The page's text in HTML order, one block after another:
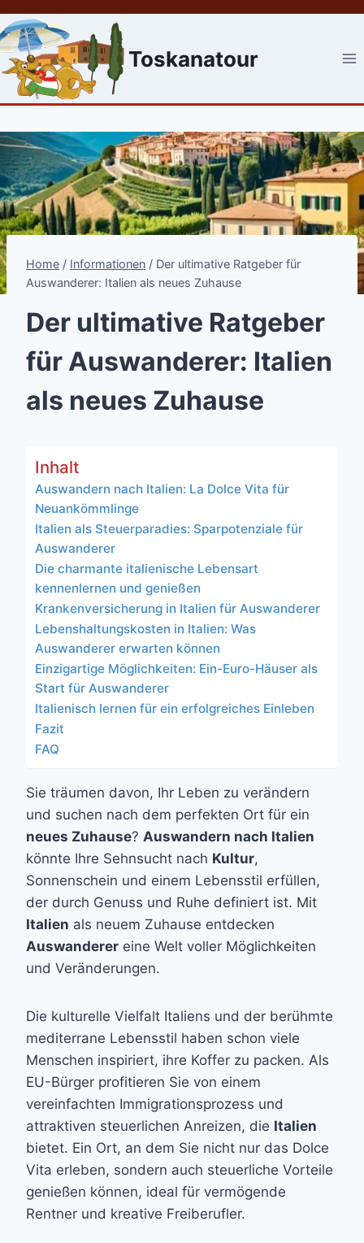
Skip
to
content
Toskanatour
Home / Informationen / Der ultimative Ratgeber für
Auswanderer: Italien als neues Zuhause
Der ultimative Ratgeber
für Auswanderer: Italien
als neues Zuhause
Inhalt
Auswandern nach Italien: La Dolce Vita für
Neuankömmlinge
Italien als Steuerparadies: Sparpotenziale für
Auswanderer
Die charmante italienische Lebensart
kennenlernen und genießen
Krankenversicherung in Italien für Auswanderer
Lebenshaltungskosten in Italien: Was
Auswanderer erwarten können
Einzigartige Möglichkeiten: Ein-Euro-Häuser als
Start für Auswanderer
Italienisch lernen für ein erfolgreiches Einleben
Fazit
FAQ
Sie träumen davon, Ihr Leben zu verändern
und suchen nach dem perfekten Ort für ein
neues Zuhause? Auswandern nach Italien
könnte Ihre Sehnsucht nach Kultur,
Sonnenschein und einem Lebensstil erfüllen,
der durch Genuss und Ruhe definiert ist. Mit
Italien als neuem Zuhause entdecken
Auswanderer eine Welt voller Möglichkeiten
und Veränderungen.
Die kulturelle Vielfalt Italiens und der berühmte
mediterrane Lebensstil haben schon viele
Menschen inspiriert, ihre Koffer zu packen. Als
EU-Bürger profitieren Sie von einem
vereinfachten Immigrationsprozess und
attraktiven steuerlichen Anreizen, die Italien
bietet. Ein Ort, an dem Sie nicht nur das Dolce
Vita erleben, sondern auch steuerliche Vorteile
genießen können, ideal für vermögende
Rentner und kreative Freiberufler.